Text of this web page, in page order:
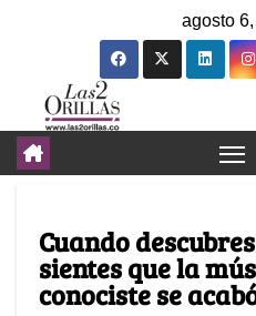
agosto
Cuando
sientes que la
conociste se